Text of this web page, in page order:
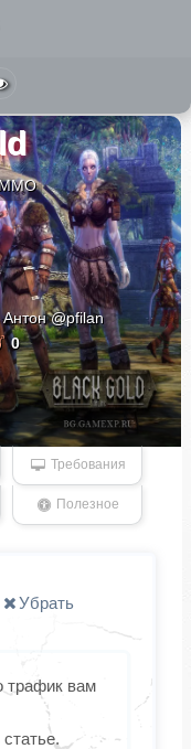
Антон @pfilan
0
Требования
Полезное
Убрать
трафик вам